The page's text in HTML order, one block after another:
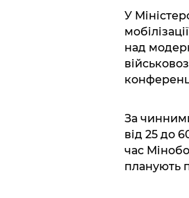
У
над
За
від 25 до
час
планують